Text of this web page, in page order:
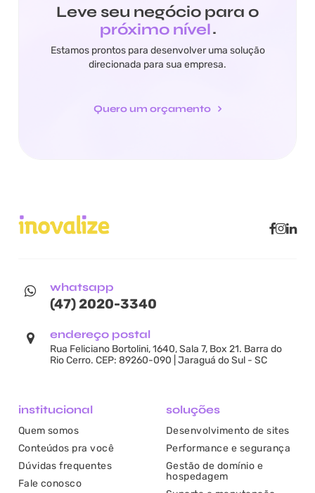
Leve seu negócio para o
próximo nível.
Estamos prontos para desenvolver uma solução
direcionada para sua empresa.
Quero um orçamento
whatsapp
(47) 2020-3340
endereço postal
Rua Feliciano Bortolini, 1640, Sala 7, Box 21. Barra do
Rio Cerro. CEP: 89260-090 | Jaraguá do Sul - SC
institucional
Quem somos
Conteúdos pra você
Dúvidas frequentes
Fale conosco
soluções
Desenvolvimento de sites
Performance e segurança
Gestão de domínio e
hospedagem